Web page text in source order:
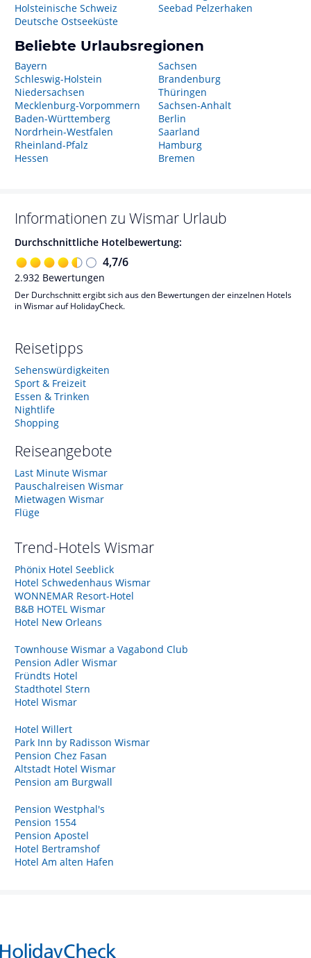
Holsteinische Schweiz
Deutsche Ostseeküste
Seebad Pelzerhaken
Beliebte Urlaubsregionen
Bayern
Schleswig-Holstein
Niedersachsen
Mecklenburg-Vorpommern
Baden-Württemberg
Nordrhein-Westfalen
Rheinland-Pfalz
Hessen
Sachsen
Brandenburg
Thüringen
Sachsen-Anhalt
Berlin
Saarland
Hamburg
Bremen
Informationen zu Wismar Urlaub
Durchschnittliche Hotelbewertung:
4,7/6
2.932 Bewertungen
Der Durchschnitt ergibt sich aus den Bewertungen der einzelnen Hotels
in Wismar auf HolidayCheck.
Reisetipps
Sehenswürdigkeiten
Sport & Freizeit
Essen & Trinken
Nightlife
Shopping
Reiseangebote
Last Minute Wismar
Pauschalreisen Wismar
Mietwagen Wismar
Flüge
Trend-Hotels Wismar
Phönix Hotel Seeblick
Hotel Schwedenhaus Wismar
WONNEMAR Resort-Hotel
B&B HOTEL Wismar
Hotel New Orleans
Townhouse Wismar a Vagabond Club
Pension Adler Wismar
Fründts Hotel
Stadthotel Stern
Hotel Wismar
Hotel Willert
Park Inn by Radisson Wismar
Pension Chez Fasan
Altstadt Hotel Wismar
Pension am Burgwall
Pension Westphal's
Pension 1554
Pension Apostel
Hotel Bertramshof
Hotel Am alten Hafen